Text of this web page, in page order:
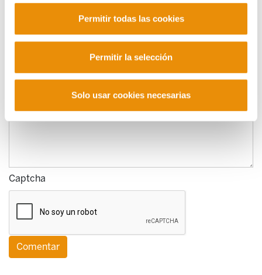
Permitir todas las cookies
Permitir la selección
Solo usar cookies necesarias
Comentario
Captcha